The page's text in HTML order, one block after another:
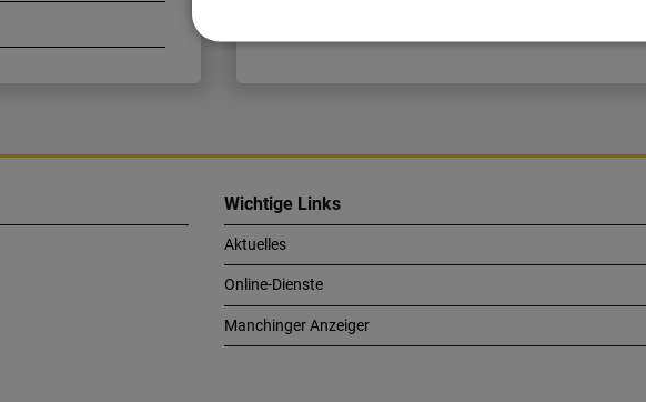
Wichtige Links
Aktuelles
Online-Dienste
Manchinger Anzeiger